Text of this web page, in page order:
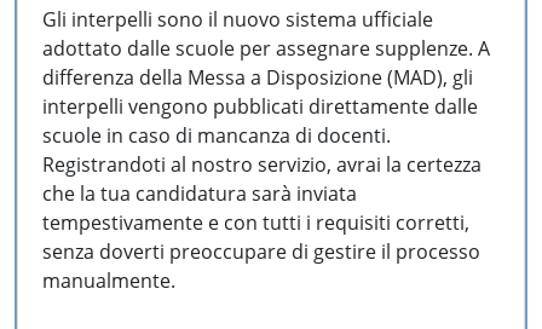
Gli interpelli sono il nuovo sistema ufficiale
adottato dalle scuole per assegnare supplenze. A
differenza della Messa a Disposizione (MAD), gli
interpelli vengono pubblicati direttamente dalle
scuole in caso di mancanza di docenti.
Registrandoti al nostro servizio, avrai la certezza
che la tua candidatura sarà inviata
tempestivamente e con tutti i requisiti corretti,
senza doverti preoccupare di gestire il processo
manualmente.